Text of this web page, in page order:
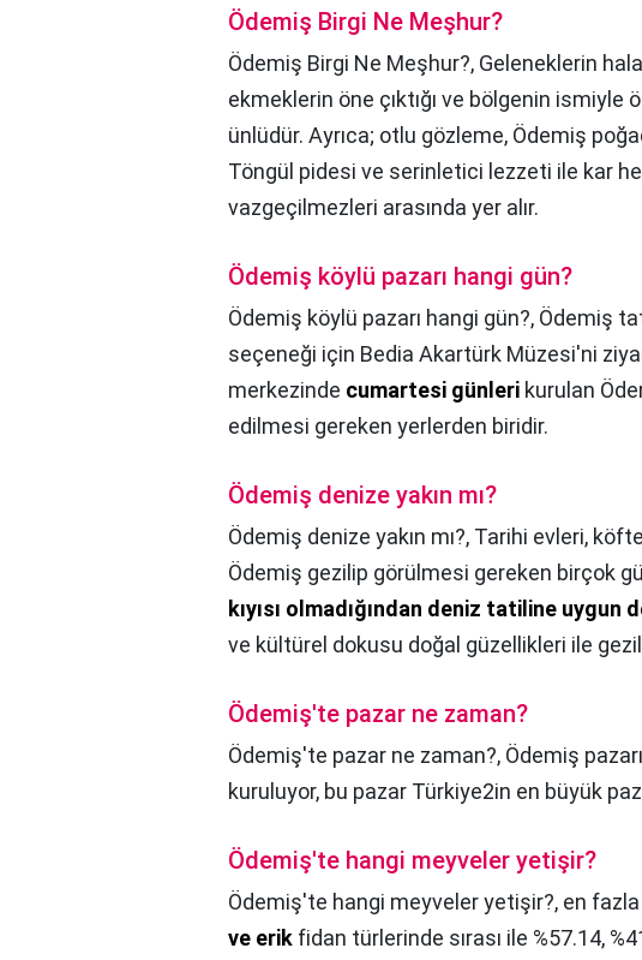
Ödemiş Birgi Ne Meşhur?
Ödemiş Birgi Ne Meşhur?, Geleneklerin
ekmeklerin öne çıktığı ve bölgenin ismiyle
ünlüdür. Ayrıca; otlu gözleme, Ödemiş
Töngül pidesi ve serinletici lezzeti ile kar
vazgeçilmezleri arasında yer alır.
Ödemiş köylü pazarı hangi gün?
Ödemiş köylü pazarı hangi gün?, Ödemiş
seçeneği için Bedia Akartürk Müzesi'ni
merkezinde cumartesi günleri kurulan
edilmesi gereken yerlerden biridir.
Ödemiş denize yakın mı?
Ödemiş denize yakın mı?, Tarihi evleri,
Ödemiş gezilip görülmesi gereken birçok
kıyısı olmadığından deniz tatiline uygun
ve kültürel dokusu doğal güzellikleri ile
Ödemiş'te pazar ne zaman?
Ödemiş'te pazar ne zaman?, Ödemiş pazarı
kuruluyor, bu pazar Türkiye2in en büyük
Ödemiş'te hangi meyveler yetişir?
Ödemiş'te hangi meyveler yetişir?, en fazla
ve erik fidan türlerinde sırası ile %57.14,